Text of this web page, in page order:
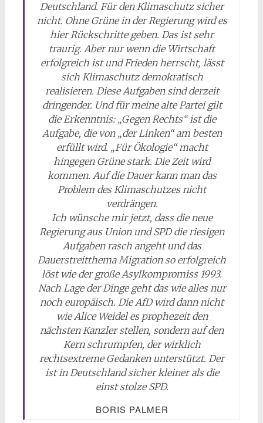
Deutschland. Für den Klimaschutz sicher
nicht. Ohne Grüne in der Regierung wird es
hier Rückschritte geben. Das ist sehr
traurig. Aber nur wenn die Wirtschaft
erfolgreich ist und Frieden herrscht, lässt
sich Klimaschutz demokratisch
realisieren. Diese Aufgaben sind derzeit
dringender. Und für meine alte Partei gilt
die Erkenntnis: „Gegen Rechts“ ist die
Aufgabe, die von „der Linken“ am besten
erfüllt wird. „Für Ökologie“ macht
hingegen Grüne stark. Die Zeit wird
kommen. Auf die Dauer kann man das
Problem des Klimaschutzes nicht
verdrängen.
Ich wünsche mir jetzt, dass die neue
Regierung aus Union und SPD die riesigen
Aufgaben rasch angeht und das
Dauerstreitthema Migration so erfolgreich
löst wie der große Asylkompromiss 1993.
Nach Lage der Dinge geht das wie alles nur
noch europäisch. Die AfD wird dann nicht
wie Alice Weidel es prophezeit den
nächsten Kanzler stellen, sondern auf den
Kern schrumpfen, der wirklich
rechtsextreme Gedanken unterstützt. Der
ist in Deutschland sicher kleiner als die
einst stolze SPD.
BORIS PALMER